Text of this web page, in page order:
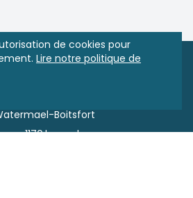
de cookies pour
Lire notre politique de
Boitsfort